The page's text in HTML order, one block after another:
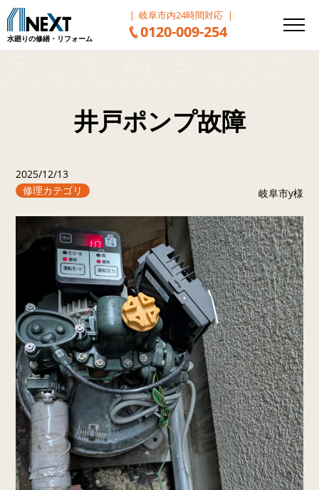
水廻りの修繕・リフォーム
岐阜市内24時間対応
0120-009-254
井戸ポンプ故障
2025/12/13
修理カテゴリ
岐阜市y様